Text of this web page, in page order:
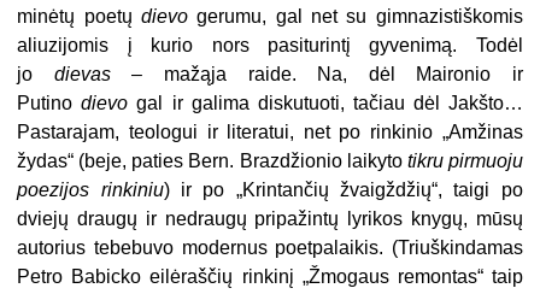
minėtų poetųdievo gerumu, gal net su gimnazistiškomis
aliuzijomis į kurio nors pasiturintį gyvenimą. Todėl
jo dievas– mažąja raide. Na, dėl Maironio ir
Putinodievo gal ir galima diskutuoti, tačiau dėl Jakšto…
Pastarajam, teologui ir literatui, net po rinkinio „Amžinas
žydas“ (beje, paties Bern. Brazdžionio laikyto tikru pirmuoju
poezijos rinkiniu) ir po „Krintančių žvaigždžių“, taigi po
dviejų draugų ir nedraugų pripažintų lyrikos knygų, mūsų
autorius tebebuvo modernus poetpalaikis. (Triuškindamas
Petro Babicko eilėraščių rinkinį „Žmogaus remontas“ taip